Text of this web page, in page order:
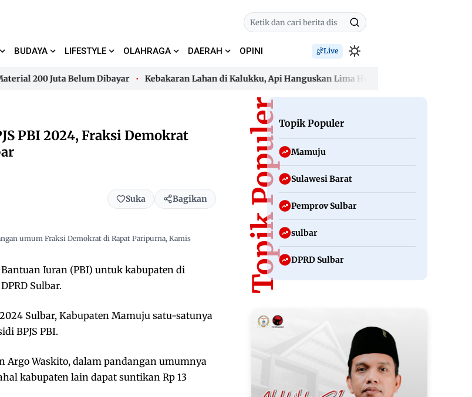
BUDAYA LIFESTYLE OLAHRAGA DAERAH OPINI Live
200 Juta Belum Dibayar Kebakaran Lahan di Kalukku, Api Hanguskan Lima Hektare dan Ancam
200 Juta Belum Dibayar Kebakaran Lahan di Kalukku, Api Hanguskan Lima Hektare dan Ancam
PBI 2024, Fraksi Demokrat
Suka Bagikan
umum Fraksi Demokrat di Rapat Paripurna, Kamis
Bantuan Iuran (PBI) untuk kabupaten di
Sulbar.
Sulbar, Kabupaten Mamuju satu-satunya
BPJS PBI.
Argo Waskito, dalam pandangan umumnya
kabupaten lain dapat suntikan Rp 13
Topik PopulerTopik Populer
Mamuju
Sulawesi Barat
Pemprov Sulbar
sulbar
DPRD Sulbar